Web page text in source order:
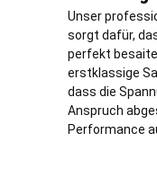
Unser
sorgt dafür,
perfekt
erstklassige
dass die
Anspruch
Performance